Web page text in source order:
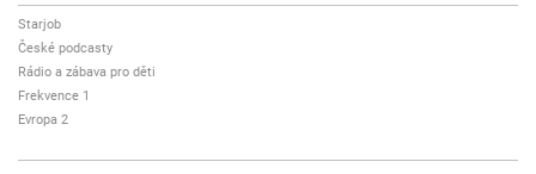
Starjob
České podcasty
Rádio a zábava pro děti
Frekvence 1
Evropa 2